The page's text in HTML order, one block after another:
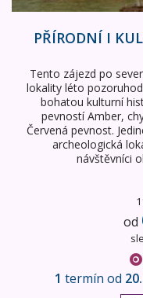
PŘÍRODNÍ I
Tento zájezd po
lokality léto
bohatou kulturní
pevností Amber,
Červená pevnost.
archeologická
návštěvníci
od
1 termín od